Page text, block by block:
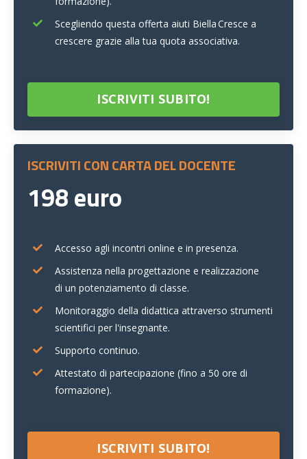
Scegliendo questa offerta aiuti Biella Cresce a
crescere grazie alla tua quota associativa.
ISCRIVITI SUBITO!
ISCRIVITI CON CARTA DEL DOCENTE
198 euro
Accesso agli incontri online e in presenza.
Assistenza nella progettazione e realizzazione
di un potenziamento di classe.
Monitoraggio della didattica attraverso strumenti
scientifici per l'insegnante.
Supporto continuo.
Attestato di partecipazione (fino a 50 ore di
formazione).
ISCRIVITI SUBITO!